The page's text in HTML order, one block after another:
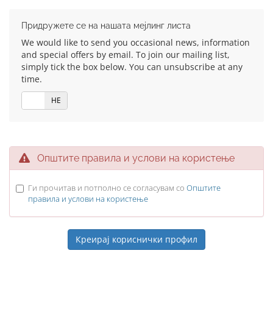
Придружете се на нашата мејлинг листа
We would like to send you occasional news, information
and special offers by email. To join our mailing list,
simply tick the box below. You can unsubscribe at any
time.
НЕ
Општите правила и услови на користење
Ги прочитав и потполно се согласувам со Општите
правила и услови на користење